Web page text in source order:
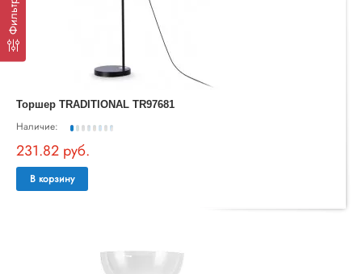
Фильтр
Торшер TRADITIONAL TR97681
Наличие:
231.82 руб.
В корзину